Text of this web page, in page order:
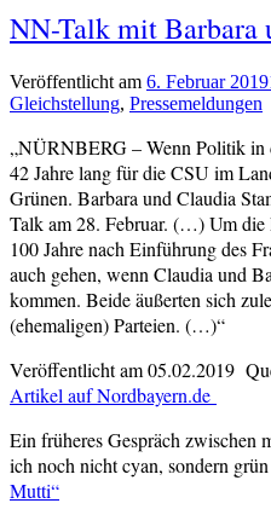
NN-Talk mit Barbara
Veröffentlicht am 6. Februar 2019
Gleichstellung, Pressemeldungen
„NÜRNBERG – Wenn Politik in
42 Jahre lang für die CSU im
Grünen. Barbara und Claudia
Talk am 28. Februar. (…) Um
100 Jahre nach Einführung des
auch gehen, wenn Claudia und
kommen. Beide äußerten sich
(ehemaligen) Parteien. (…)“
Veröffentlicht am 05.02.2019
Artikel auf Nordbayern.de
Ein früheres Gespräch zwischen
ich noch nicht cyan, sondern
Mutti“